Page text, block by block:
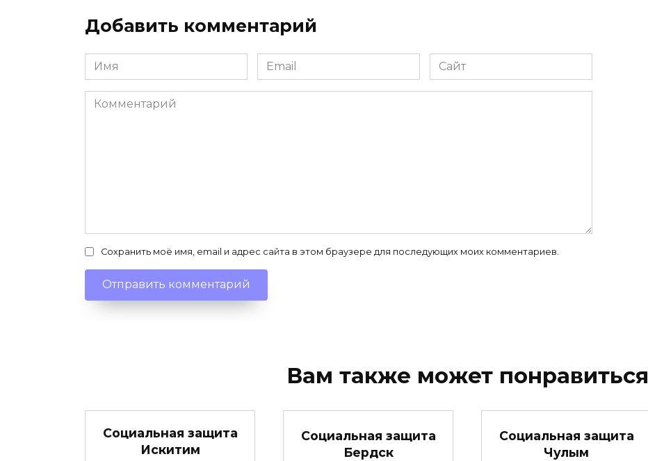
Добавить комментарий
Имя
*
Email
*
Сайт
Комментарий
Сохранить моё имя, email и адрес сайта в этом браузере для последующих моих комментариев.
Вам также может понравиться
Социальная защита
Искитим
Социальная защита
Бердск
Социальная защита
Чулым